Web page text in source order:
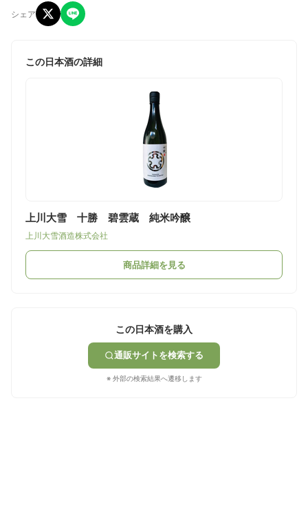
シェア
この日本酒の詳細
上川大雪 十勝 碧雲蔵 純米吟醸
上川大雪酒造株式会社
商品詳細を見る
この日本酒を購入
通販サイトを検索する
※ 外部の検索結果へ遷移します